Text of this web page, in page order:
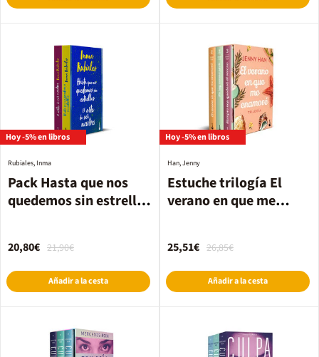
Hoy -5% en libros
Pack Hasta que nos
quedemos sin estrellas
Rubiales, Inma
21,90€
20,80€
Añadir a la cesta
Hoy -5% en libros
Estuche trilogía El
verano en que me
Han, Jenny
26,85€
25,51€
Añadir a la cesta